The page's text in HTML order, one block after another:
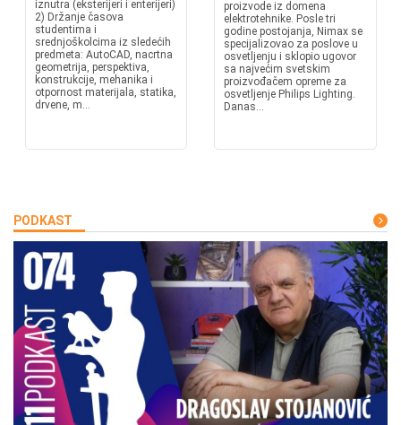
iznutra (eksterijeri i enterijeri)
2) Držanje časova
studentima i
srednjoškolcima iz sledećih
predmeta: AutoCAD, nacrtna
geometrija, perspektiva,
konstrukcije, mehanika i
otpornost materijala, statika,
drvene, m...
proizvode iz domena
elektrotehnike. Posle tri
godine postojanja, Nimax se
specijalizovao za poslove u
osvetljenju i sklopio ugovor
sa najvećim svetskim
proizvođačem opreme za
osvetljenje Philips Lighting.
Danas...
PODKAST